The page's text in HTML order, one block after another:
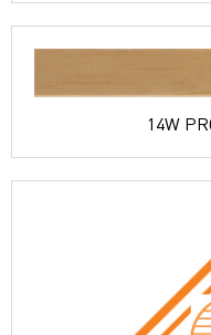
14W